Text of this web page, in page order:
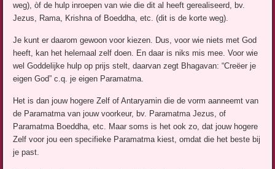
weg), òf de hulp inroepen van wie die dit al heeft gerealiseerd, bv.
Jezus, Rama, Krishna of Boeddha, etc. (dit is de korte weg).
Je kunt er daarom gewoon voor kiezen. Dus, voor wie niets met God
heeft, kan het helemaal zelf doen. En daar is niks mis mee. Voor wie
wel Goddelijke hulp op prijs stelt, daarvan zegt Bhagavan: “Creëer je
eigen God” c.q. je eigen Paramatma.
Het is dan jouw hogere Zelf of Antaryamin die de vorm aanneemt van
de Paramatma van jouw voorkeur, bv. Paramatma Jezus, of
Paramatma Boeddha, etc. Maar soms is het ook zo, dat jouw hogere
Zelf voor jou een specifieke Paramatma kiest, omdat die het beste bij
je past.